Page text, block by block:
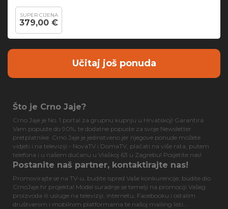
SUPER CIJENA
379,00 €
Učitaj još ponuda
Što je Crno Jaje?
Crno Jaje je No. 1 portal za grupnu kupnju u Hrvatskoj! Garantira
Vam popuste do 90%, te dodatne popuste za svoje Newsletter
pretplatnike. Crno Jaje je jedinstveno jer njegove ponude možete
vidjeti i na televiziji - NovaTV i DomaTV, plaćati na više rata, putem
telefona i u našem dućanu u Vlaškoj 63 u Zagrebu! Posjetite nas!
Postanite naš partner, kontaktirajte nas!
Promovirajte se na TV-u, budite ispred Vaše konkurencije, budite dio
CrnoJaje.hr projekta! Model suradnje se temelji na promociji Vašeg
proizvoda ili usluge na televiziji, internetu, Facebooku i ostalim
društvenim i mobilnim platformama te našoj mailing listi...